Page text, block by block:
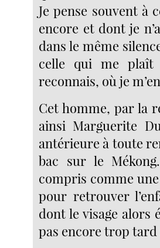
Je pense souvent à
encore et dont je
dans le même
celle qui me
reconnais, où je
Cet homme, par la
ainsi Marguerite
antérieure à toute
bac sur le Mékong.
compris comme
pour retrouver
dont le visage alors
pas encore trop tard